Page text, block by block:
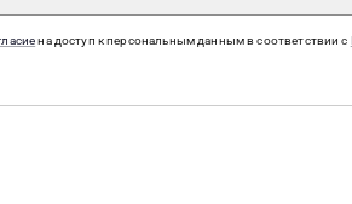
на доступ к персональным данным в соответствии с